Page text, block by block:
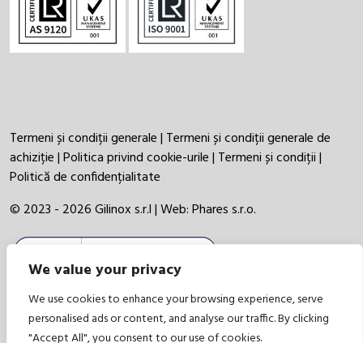
We value your privacy
We use cookies to enhance your browsing experience, serve
personalised ads or content, and analyse our traffic. By clicking
"Accept All", you consent to our use of cookies.
Termeni și condiții generale| Termeni și condiții generale de
achiziție|Politica privind cookie-urile| Termeni și condiții|
Politică de confidențialitate
© 2023 - 2026 Gilinox s.r.l | Web:Phares s.r.o.